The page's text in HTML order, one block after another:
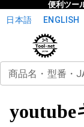
便利ツー
日本語 ENGLISH
商品名・型番・
youtube